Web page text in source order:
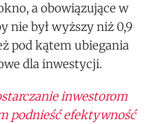
a obowiązujące w
nie był wyższy niż 0,9
pod kątem ubiegania
dla inwestycji.
inwestorom
podnieść efektywność